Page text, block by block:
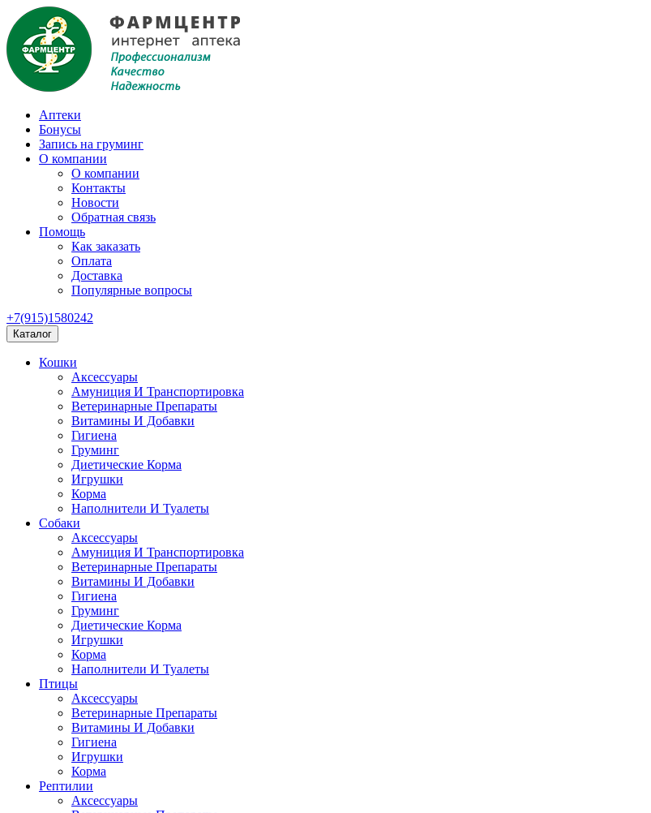
Аптеки
Бонусы
Запись на груминг
О компании
О компании
Контакты
Новости
Обратная связь
Помощь
Как заказать
Оплата
Доставка
Популярные вопросы
+7(915)1580242
Каталог
Кошки
Аксессуары
Амуниция И Транспортировка
Ветеринарные Препараты
Витамины И Добавки
Гигиена
Груминг
Диетические Корма
Игрушки
Корма
Наполнители И Туалеты
Собаки
Аксессуары
Амуниция И Транспортировка
Ветеринарные Препараты
Витамины И Добавки
Гигиена
Груминг
Диетические Корма
Игрушки
Корма
Наполнители И Туалеты
Птицы
Аксессуары
Ветеринарные Препараты
Витамины И Добавки
Гигиена
Игрушки
Корма
Рептилии
Аксессуары